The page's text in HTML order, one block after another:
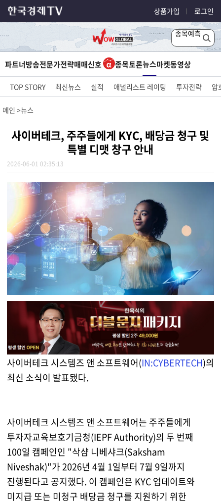
상품가입 로그인
종목예측
파트너방송전문가전략매매신호 종목토론뉴스마켓동영상
TOP STORY 최신뉴스 실적 애널리스트 레이팅 투자전략 암
메인 뉴스
사이버테크, 주주들에게 KYC, 배당금 청구 및
특별 디맷 창구 안내
2026-06-01 02:35:13
사이버테크 시스템즈 앤 소프트웨어(IN:CYBERTECH)의
최신 소식이 발표됐다.
사이버테크 시스템즈 앤 소프트웨어는 주주들에게
투자자교육보호기금청(IEPF Authority)의 두 번째
100일 캠페인인 "삭샴 니베샤크(Saksham
Niveshak)"가 2026년 4월 1일부터 7월 9일까지
진행된다고 공지했다. 이 캠페인은 KYC 업데이트와
미지급 또는 미청구 배당금 청구를 지원하기 위한